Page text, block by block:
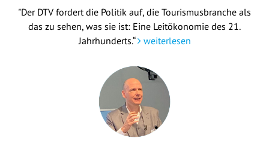
"Der DTV fordert die Politik auf, die Tourismusbranche als
das zu sehen, was sie ist: Eine Leitökonomie des 21.
Jahrhunderts.“ weiterlesen